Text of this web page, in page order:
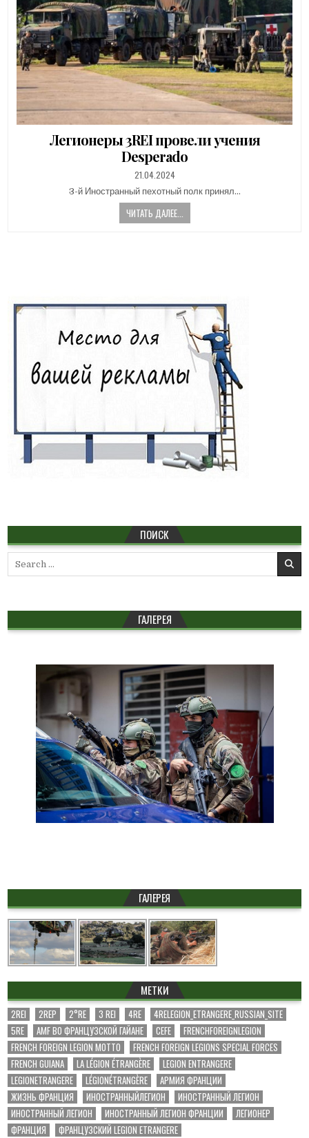
Легионеры 3REI провели учения
Desperado
PUBLISHED
DATE:
21.04.2024
3-й Иностранный пехотный полк принял…
ЧИТАТЬ ДАЛЕЕ...
ПОИСК
ГАЛЕРЕЯ
ГАЛЕРЕЯ
МЕТКИ
2REI 2REP 2°RE 3 REI 4RE
4RELEGION_ETRANGERE_RUSSIAN_SITE
5RE
AMF ВО ФРАНЦУЗСКОЙ ГАЙАНЕ CEFE
FRENCHFOREIGNLEGION
FRENCH FOREIGN LEGION MOTTO
FRENCH FOREIGN LEGIONS SPECIAL FORCES
FRENCH GUIANA
LA LÉGION ÉTRANGÈRE
LEGION ENTRANGERE
LEGIONETRANGERE
LÉGIONÉTRANGÈRE
АРМИЯ ФРАНЦИИ
ЖИЗНЬ ФРАНЦИЯ
ИНОСТРАННЫЙЛЕГИОН
ИНОСТРАННЫЙ ЛЕГИОН
ИНОСТРАННЫЙ ЛЕГИОН
ИНОСТРАННЫЙ ЛЕГИОН ФРАНЦИИ
ЛЕГИОНЕР
ФРАНЦИЯ
ФРАНЦУЗСКИЙ LEGION ETRANGERE